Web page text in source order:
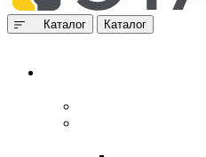
Каталог Каталог